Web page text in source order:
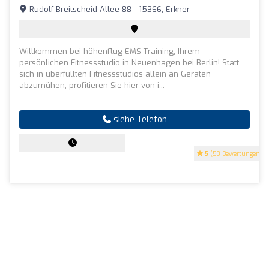
5 (53 Bewertungen)
Rudolf-Breitscheid-Allee 88 - 15366, Erkner
Willkommen bei höhenflug EMS-Training, Ihrem
persönlichen Fitnessstudio in Neuenhagen bei Berlin! Statt
sich in überfüllten Fitnessstudios allein an Geräten
abzumühen, profitieren Sie hier von i...
siehe Telefon